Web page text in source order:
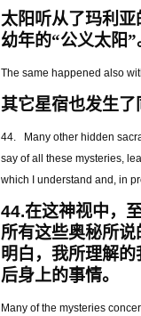
太阳听从了玛利
幼年的“公义太阳”
The same happened also
其它星宿也发生
44. Many other hidden
say of all these mysteries,
which I understand and, in
44.在这神视中，
所有这些奥秘所
明白，我所理解
后身上的事情。
Many of the mysteries